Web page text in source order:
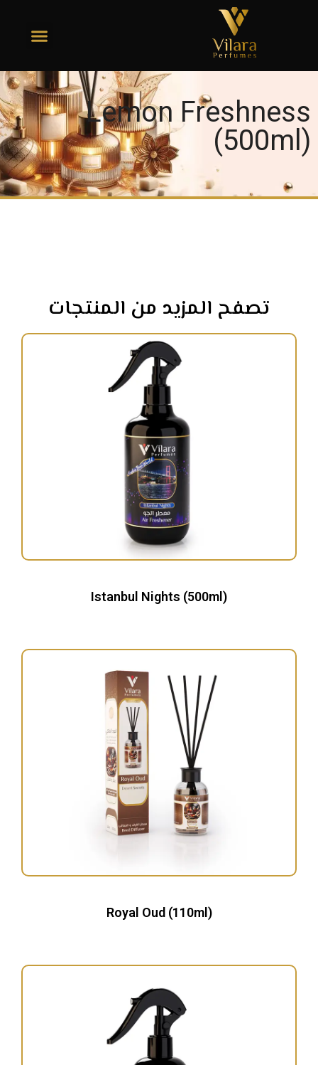
Lemon Freshness
(500ml)
تصفح المزيد من المنتجات
Istanbul Nights (500ml)
Royal Oud (110ml)